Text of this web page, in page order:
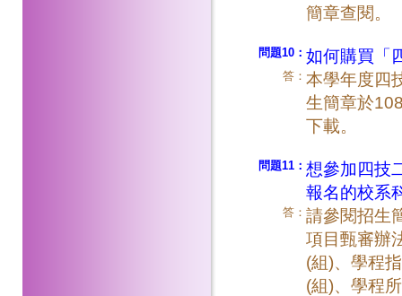
簡章查閱。
問題10： 如何購買「
答： 本學年度四
生簡章於
下載。
問題11： 想參加四技
報名的校系
答： 請參閱招生
項目甄審辦
(組)、學程
(組)、學程